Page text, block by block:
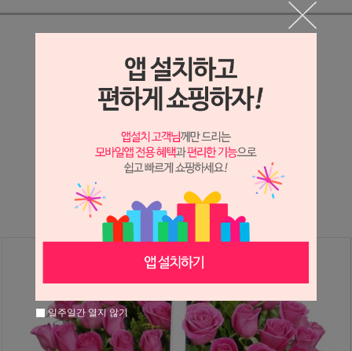
상세정보 새창 열기
상세 정보를 확대해 보실 수 있습니다.
※ 필독해주세요 ※
는 시세 변동에 따라 가격이 달라질 수 있으니
문의 후 주문 바랍니다.
일주일간 열지 않기